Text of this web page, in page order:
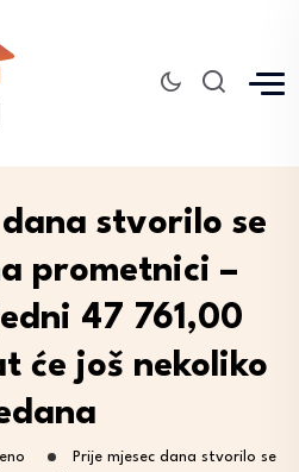
stvorilo se
prometnici –
47 761,00
će još nekoliko
Prije mjesec dana stvorilo se